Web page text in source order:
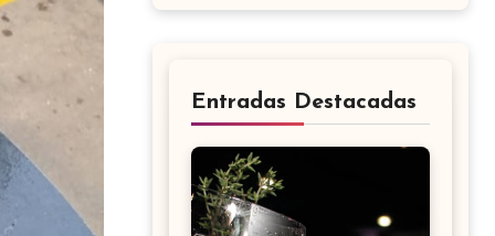
Entradas Destacadas